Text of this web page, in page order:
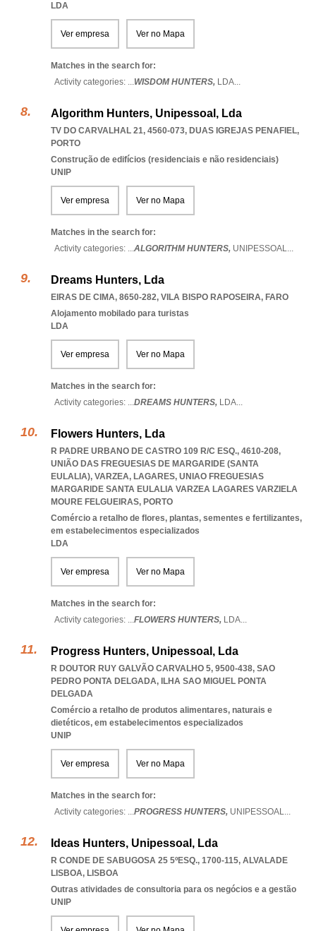
LDA
Ver empresa Ver no Mapa
Matches in the search for:
Activity categories: ...WISDOM HUNTERS, LDA...
Algorithm Hunters, Unipessoal, Lda
TV DO CARVALHAL 21, 4560-073, DUAS IGREJAS PENAFIEL,
PORTO
Construção de edifícios (residenciais e não residenciais)
UNIP
Ver empresa Ver no Mapa
Matches in the search for:
Activity categories: ...ALGORITHM HUNTERS, UNIPESSOAL...
Dreams Hunters, Lda
EIRAS DE CIMA, 8650-282, VILA BISPO RAPOSEIRA, FARO
Alojamento mobilado para turistas
LDA
Ver empresa Ver no Mapa
Matches in the search for:
Activity categories: ...DREAMS HUNTERS, LDA...
Flowers Hunters, Lda
R PADRE URBANO DE CASTRO 109 R/C ESQ., 4610-208,
UNIÃO DAS FREGUESIAS DE MARGARIDE (SANTA
EULALIA), VARZEA, LAGARES, UNIAO FREGUESIAS
MARGARIDE SANTA EULALIA VARZEA LAGARES VARZIELA
MOURE FELGUEIRAS, PORTO
Comércio a retalho de flores, plantas, sementes e fertilizantes,
em estabelecimentos especializados
LDA
Ver empresa Ver no Mapa
Matches in the search for:
Activity categories: ...FLOWERS HUNTERS, LDA...
Progress Hunters, Unipessoal, Lda
R DOUTOR RUY GALVÃO CARVALHO 5, 9500-438, SAO
PEDRO PONTA DELGADA, ILHA SAO MIGUEL PONTA
DELGADA
Comércio a retalho de produtos alimentares, naturais e
dietéticos, em estabelecimentos especializados
UNIP
Ver empresa Ver no Mapa
Matches in the search for:
Activity categories: ...PROGRESS HUNTERS, UNIPESSOAL...
Ideas Hunters, Unipessoal, Lda
R CONDE DE SABUGOSA 25 5ºESQ., 1700-115, ALVALADE
LISBOA, LISBOA
Outras atividades de consultoria para os negócios e a gestão
UNIP